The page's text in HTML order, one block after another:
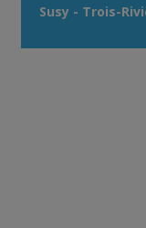
Susy - Trois-